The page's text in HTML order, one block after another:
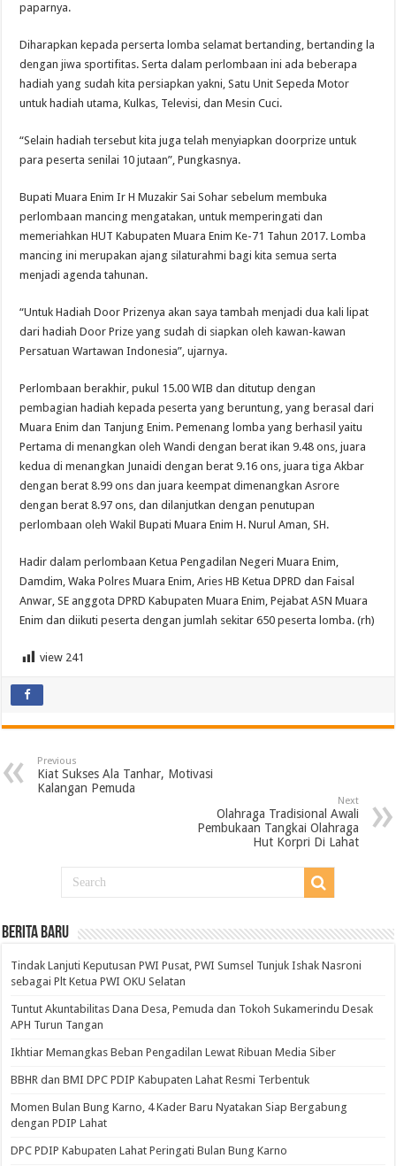
paparnya.
Diharapkan kepada perserta lomba selamat bertanding, bertanding la
dengan jiwa sportifitas. Serta dalam perlombaan ini ada beberapa
hadiah yang sudah kita persiapkan yakni, Satu Unit Sepeda Motor
untuk hadiah utama, Kulkas, Televisi, dan Mesin Cuci.
“Selain hadiah tersebut kita juga telah menyiapkan doorprize untuk
para peserta senilai 10 jutaan”, Pungkasnya.
Bupati Muara Enim Ir H Muzakir Sai Sohar sebelum membuka
perlombaan mancing mengatakan, untuk memperingati dan
memeriahkan HUT Kabupaten Muara Enim Ke-71 Tahun 2017. Lomba
mancing ini merupakan ajang silaturahmi bagi kita semua serta
menjadi agenda tahunan.
“Untuk Hadiah Door Prizenya akan saya tambah menjadi dua kali lipat
dari hadiah Door Prize yang sudah di siapkan oleh kawan-kawan
Persatuan Wartawan Indonesia”, ujarnya.
Perlombaan berakhir, pukul 15.00 WIB dan ditutup dengan
pembagian hadiah kepada peserta yang beruntung, yang berasal dari
Muara Enim dan Tanjung Enim. Pemenang lomba yang berhasil yaitu
Pertama di menangkan oleh Wandi dengan berat ikan 9.48 ons, juara
kedua di menangkan Junaidi dengan berat 9.16 ons, juara tiga Akbar
dengan berat 8.99 ons dan juara keempat dimenangkan Asrore
dengan berat 8.97 ons, dan dilanjutkan dengan penutupan
perlombaan oleh Wakil Bupati Muara Enim H. Nurul Aman, SH.
Hadir dalam perlombaan Ketua Pengadilan Negeri Muara Enim,
Damdim, Waka Polres Muara Enim, Aries HB Ketua DPRD dan Faisal
Anwar, SE anggota DPRD Kabupaten Muara Enim, Pejabat ASN Muara
Enim dan diikuti peserta dengan jumlah sekitar 650 peserta lomba. (rh)
view 241
Previous
Kiat Sukses Ala Tanhar, Motivasi
Kalangan Pemuda
Next
Olahraga Tradisional Awali
Pembukaan Tangkai Olahraga
Hut Korpri Di Lahat
BERITA BARU
Tindak Lanjuti Keputusan PWI Pusat, PWI Sumsel Tunjuk Ishak Nasroni
sebagai Plt Ketua PWI OKU Selatan
Tuntut Akuntabilitas Dana Desa, Pemuda dan Tokoh Sukamerindu Desak
APH Turun Tangan
Ikhtiar Memangkas Beban Pengadilan Lewat Ribuan Media Siber
BBHR dan BMI DPC PDIP Kabupaten Lahat Resmi Terbentuk
Momen Bulan Bung Karno, 4 Kader Baru Nyatakan Siap Bergabung
dengan PDIP Lahat
DPC PDIP Kabupaten Lahat Peringati Bulan Bung Karno